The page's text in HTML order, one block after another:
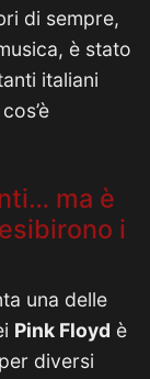
di sempre,
è stato
italiani
ma è
i
una delle
Pink Floyd è
diversi